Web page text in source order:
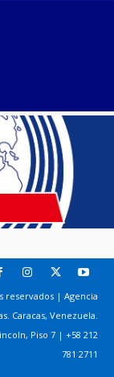
reservados | Agencia
Caracas, Venezuela.
Piso 7 | +58 212
781 2711